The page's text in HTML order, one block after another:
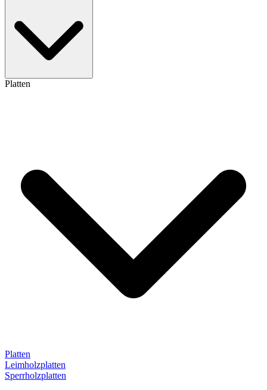
Platten
Platten
Leimholzplatten
Sperrholzplatten